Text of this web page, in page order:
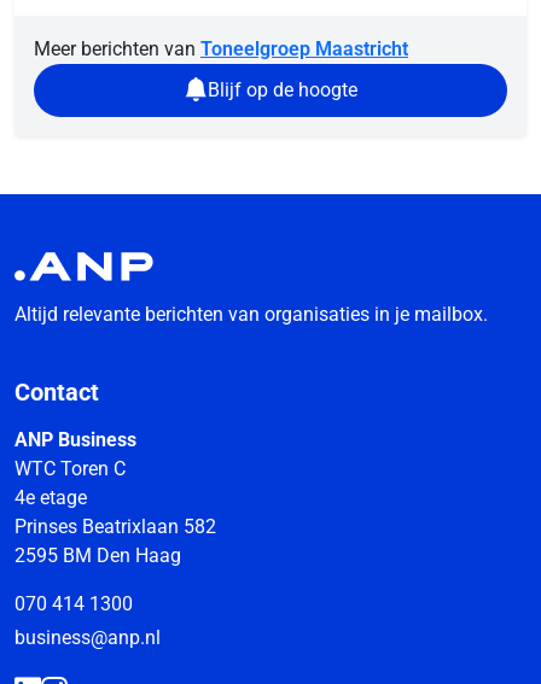
Meer berichten van Toneelgroep Maastricht
Blijf op de hoogte
Altijd relevante berichten van organisaties in je mailbox.
Contact
ANP Business
WTC Toren C
4e etage
Prinses Beatrixlaan 582
2595 BM Den Haag
070 414 1300
business@anp.nl